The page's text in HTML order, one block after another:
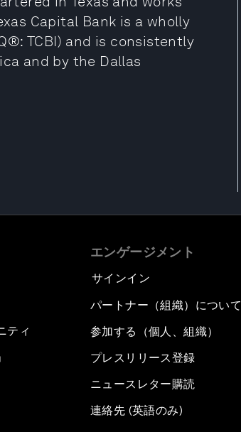
Capital Bank is a wholly
TCBI) and is consistently
and by the Dallas
ティ
エンゲージメント
サインイン
パートナー（組織）について
参加する（個人、組織）
プレスリリース登録
ニュースレター購読
連絡先 (英語のみ)